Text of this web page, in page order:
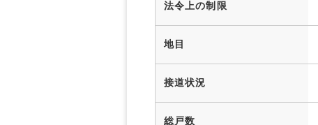
法令上の制限
地目
接道状況
総戸数